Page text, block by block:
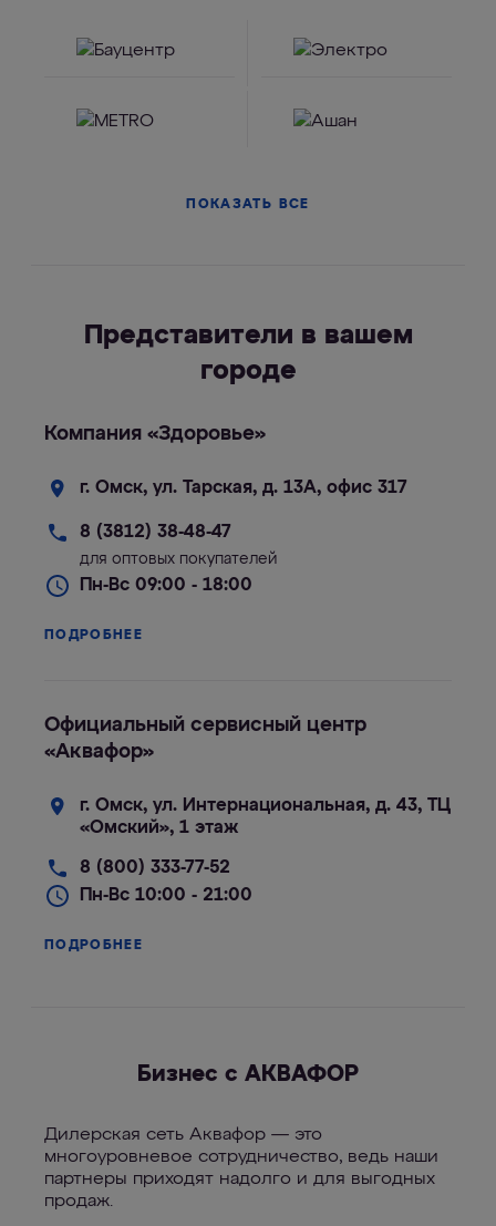
ПОКАЗАТЬ ВСЕ
Представители в вашем
городе
Компания «Здоровье»
г. Омск, ул. Тарская, д. 13А, офис 317
8 (3812) 38-48-47
для оптовых покупателей
Пн-Вс 09:00 - 18:00
ПОДРОБНЕЕ
Официальный сервисный центр
«Аквафор»
г. Омск, ул. Интернациональная, д. 43, ТЦ
«Омский», 1 этаж
8 (800) 333-77-52
Пн-Вс 10:00 - 21:00
ПОДРОБНЕЕ
Бизнес с АКВАФОР
Дилерская сеть Аквафор — это
многоуровневое сотрудничество, ведь наши
партнеры приходят надолго и для выгодных
продаж.